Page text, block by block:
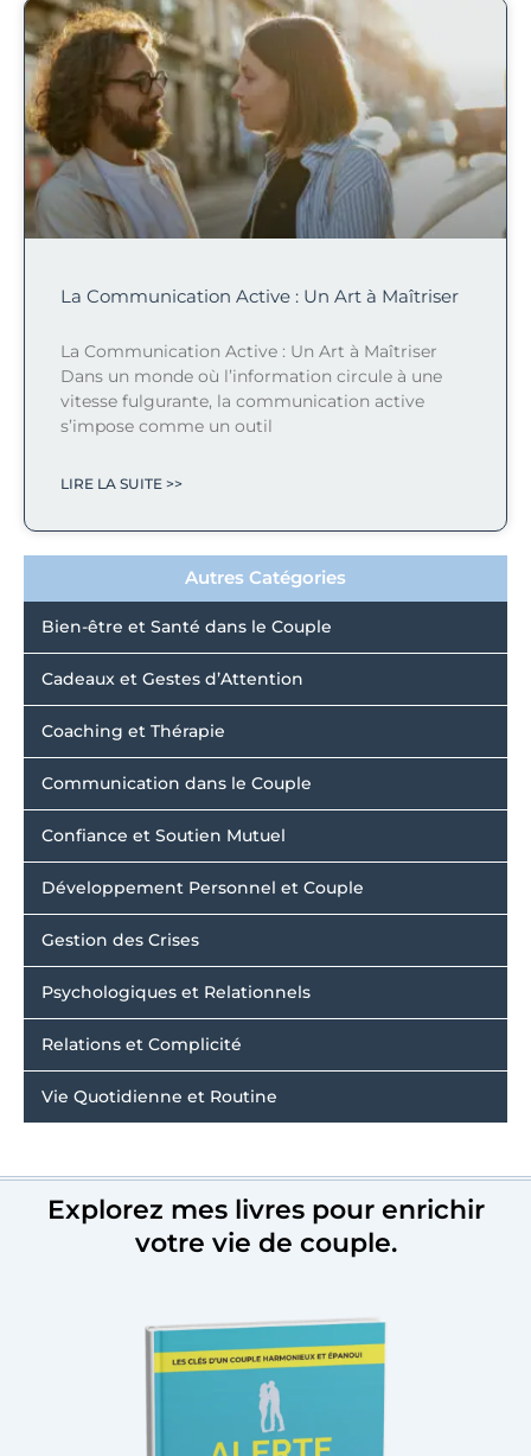
Autres Catégories
Bien-être et Santé dans le Couple
Cadeaux et Gestes d’Attention
Coaching et Thérapie
Communication dans le Couple
Confiance et Soutien Mutuel
Développement Personnel et Couple
Gestion des Crises
Psychologiques et Relationnels
Relations et Complicité
Vie Quotidienne et Routine
La Communication Active : Un Art à Maîtriser
La Communication Active : Un Art à Maîtriser
Dans un monde où l’information circule à une
vitesse fulgurante, la communication active
s’impose comme un outil
LIRE LA SUITE >>
Explorez mes livres pour enrichir
votre vie de couple.